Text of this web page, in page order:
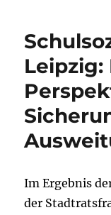
Leipzig:
Im Ergebnis
der